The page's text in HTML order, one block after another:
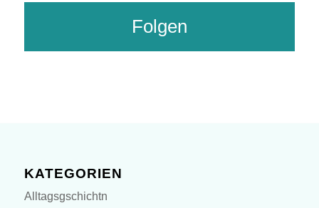
Folgen
KATEGORIEN
Alltagsgschichtn